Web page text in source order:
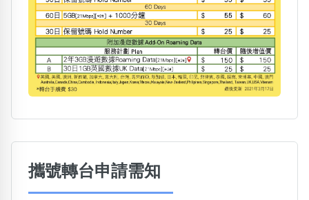
攜號轉台申請需知